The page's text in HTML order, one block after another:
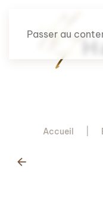
Passer au
Accueil